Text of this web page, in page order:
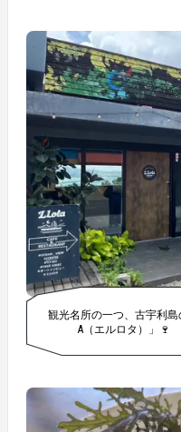
観光名所の一つ、古宇利
A（エルロタ）」🍷